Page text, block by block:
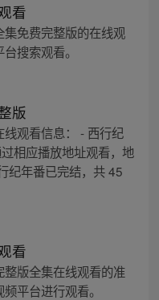
看
免费完整版的在线观
搜索观看。
版
观看信息： - 西行纪
相应播放地址观看，地
纪年番已完结，共 45
看
版全集在线观看的准
平台进行观看。